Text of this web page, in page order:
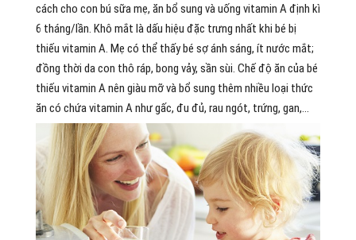
cách cho con bú sữa mẹ, ăn bổ sung và uống vitamin A định kì
6 tháng/lần. Khô mắt là dấu hiệu đặc trưng nhất khi bé bị
thiếu vitamin A. Mẹ có thể thấy bé sợ ánh sáng, ít nước mắt;
đồng thời da con thô ráp, bong vảy, sần sùi. Chế độ ăn của bé
thiếu vitamin A nên giàu mỡ và bổ sung thêm nhiều loại thức
ăn có chứa vitamin A như gấc, đu đủ, rau ngót, trứng, gan,…